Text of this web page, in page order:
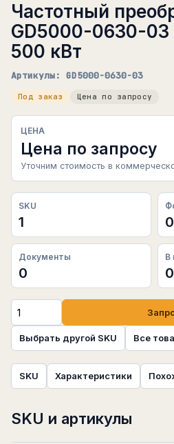
Частотный
GD5000-0630-
500 кВт
Артикулы: GD5000-0630-03
Под заказ Цена по запросу
ЦЕНА
Цена по запросу
Уточним стоимость в
SKU
1 0
Документы
0
В
0
Выбрать другой SKU Все
SKU Характеристики
SKU и артикулы